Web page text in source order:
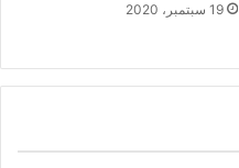
19 سبتمبر، 2020